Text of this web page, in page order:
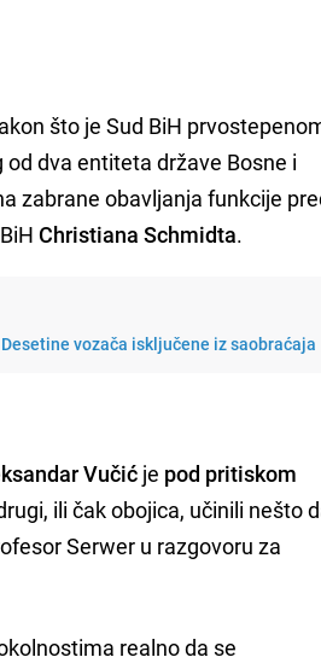
što je Sud BiH
dva entiteta države Bosne i
zabrane obavljanja funkcije
Christiana Schmidta.
vozača isključene iz saobraćaja
Vučić je pod pritiskom
ili čak obojica, učinili nešto
Serwer u razgovoru za
realno da se